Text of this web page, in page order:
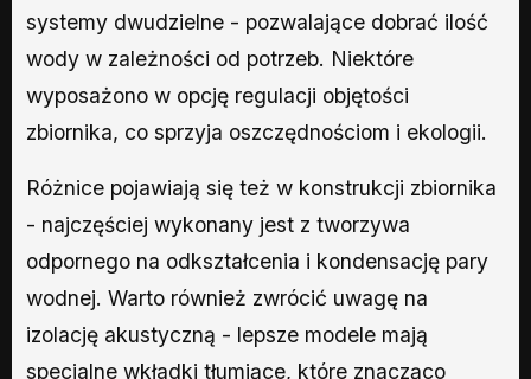
systemy dwudzielne - pozwalające dobrać ilość
wody w zależności od potrzeb. Niektóre
wyposażono w opcję regulacji objętości
zbiornika, co sprzyja oszczędnościom i ekologii.
Różnice pojawiają się też w konstrukcji zbiornika
- najczęściej wykonany jest z tworzywa
odpornego na odkształcenia i kondensację pary
wodnej. Warto również zwrócić uwagę na
izolację akustyczną - lepsze modele mają
specjalne wkładki tłumiące, które znacząco